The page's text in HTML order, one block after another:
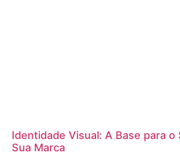
Identidade Visual: A Base para o
Sua Marca